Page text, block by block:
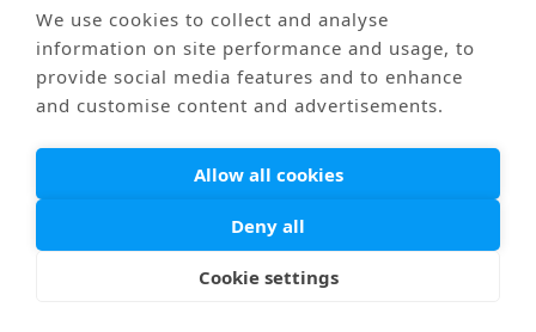
We use cookies to collect and analyse
information on site performance and usage, to
provide social media features and to enhance
and customise content and advertisements.
Allow all cookies
Deny all
Cookie settings